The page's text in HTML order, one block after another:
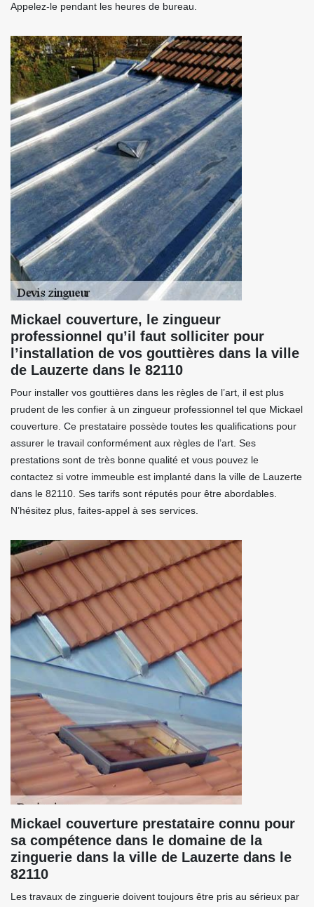
Appelez-le pendant les heures de bureau.
Mickael couverture, le zingueur
professionnel qu’il faut solliciter pour
l’installation de vos gouttières dans la ville
de Lauzerte dans le 82110
Pour installer vos gouttières dans les règles de l’art, il est plus
prudent de les confier à un zingueur professionnel tel que Mickael
couverture. Ce prestataire possède toutes les qualifications pour
assurer le travail conformément aux règles de l’art. Ses
prestations sont de très bonne qualité et vous pouvez le
contactez si votre immeuble est implanté dans la ville de Lauzerte
dans le 82110. Ses tarifs sont réputés pour être abordables.
N’hésitez plus, faites-appel à ses services.
Mickael couverture prestataire connu pour
sa compétence dans le domaine de la
zinguerie dans la ville de Lauzerte dans le
82110
Les travaux de zinguerie doivent toujours être pris au sérieux par